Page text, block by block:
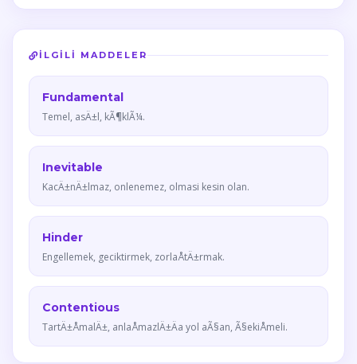
İLGILI MADDELER
Fundamental
Temel, asÄ±l, kÃ¶klÃ¼.
Inevitable
KacÄ±nÄ±lmaz, onlenemez, olmasi kesin olan.
Hinder
Engellemek, geciktirmek, zorlaÅtÄ±rmak.
Contentious
TartÄ±ÅmalÄ±, anlaÅmazlÄ±Äa yol aÃ§an, Ã§ekiÅmeli.